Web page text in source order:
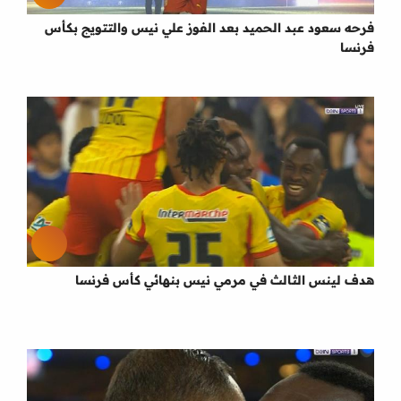
فرحه سعود عبد الحميد بعد الفوز علي نيس والتتويج بكأس
فرنسا
هدف لينس الثالث في مرمي نيس بنهائي كأس فرنسا